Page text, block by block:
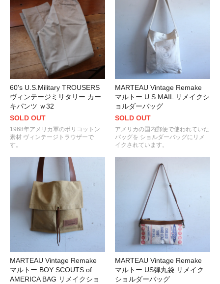
60's U.S.Military TROUSERS
ヴィンテージミリタリー カー
キパンツ ｗ32
SOLD OUT
1968年アメリカ軍のポリコットン
素材 ヴィンテージトラウザーで
す。
MARTEAU Vintage Remake
マルトー U.S.MAIL リメイクシ
ョルダーバッグ
SOLD OUT
アメリカの国内郵便で使われていた
バッグを ショルダーバッグにリメ
イクされています。
MARTEAU Vintage Remake
マルトー BOY SCOUTS of
AMERICA BAG リメイクショ
MARTEAU Vintage Remake
マルトー US弾丸袋 リメイク
ショルダーバッグ